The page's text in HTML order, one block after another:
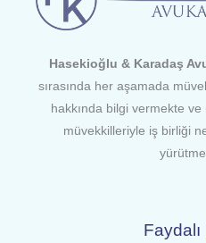
Hasekioğlu & Karadaş
sırasında her aşamada
hakkında bilgi vermekte ve
müvekkilleriyle iş birliği